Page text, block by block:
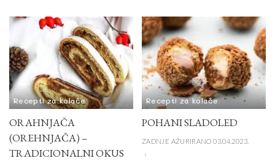
Recepti za kolače
ORAHNJAČA
(OREHNJAČA) –
TRADICIONALNI OKUS
Recepti za kolače
POHANI SLADOLED
ZADNJE AŽURIRANO 03.04.2023.